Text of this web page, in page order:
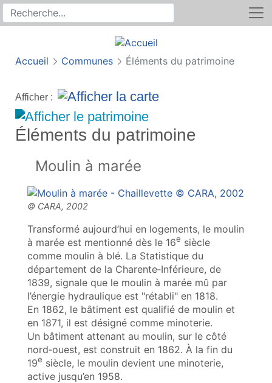
Recherche sur le site
Rechercher
Accueil Communes Éléments du patrimoine
Afficher :
Éléments du patrimoine
Moulin à marée
Transformé aujourd’hui en logements, le moulin
à marée est mentionné dès le 16e siècle
comme moulin à blé. La Statistique du
département de la Charente‑Inférieure, de
1839, signale que le moulin à marée mû par
l’énergie hydraulique est "rétabli" en 1818.
En 1862, le bâtiment est qualifié de moulin et
en 1871, il est désigné comme minoterie.
Un bâtiment attenant au moulin, sur le côté
nord‑ouest, est construit en 1862. À la fin du
19e siècle, le moulin devient une minoterie,
active jusqu’en 1958.